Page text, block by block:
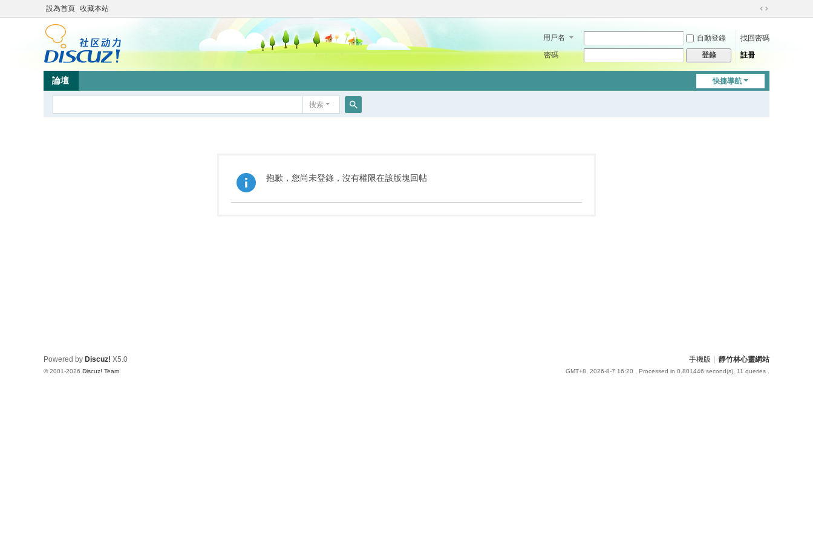
設為首頁 收藏本站
切
到
用戶名 自動登錄
找回密碼
密碼
登錄 註冊
快捷導航
論壇
搜索
抱歉，您尚未登錄，沒有權限在該版塊回帖
手機版 靜竹林心靈網站
GMT+8, 2026-8-7 16:20 , Processed in 0.801446 second(s), 11 queries .
Powered by Discuz! X5.0
© 2001-2026 Discuz! Team